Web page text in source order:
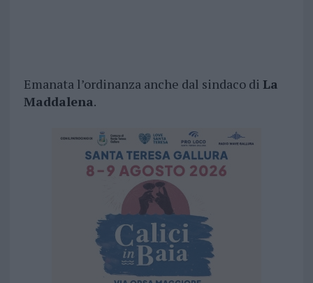
Emanata l’ordinanza anche dal sindaco di La
Maddalena.